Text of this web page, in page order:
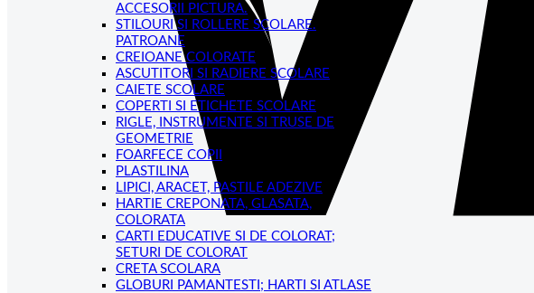
ACCESORII PICTURA.
STILOURI SI ROLLERE SCOLARE.
PATROANE
CREIOANE COLORATE
ASCUTITORI SI RADIERE SCOLARE
CAIETE SCOLARE
COPERTI SI ETICHETE SCOLARE
RIGLE, INSTRUMENTE SI TRUSE DE
GEOMETRIE
FOARFECE COPII
PLASTILINA
LIPICI, ARACET, PASTILE ADEZIVE
HARTIE CREPONATA, GLASATA,
COLORATA
CARTI EDUCATIVE SI DE COLORAT;
SETURI DE COLORAT
CRETA SCOLARA
GLOBURI PAMANTESTI; HARTI SI ATLASE